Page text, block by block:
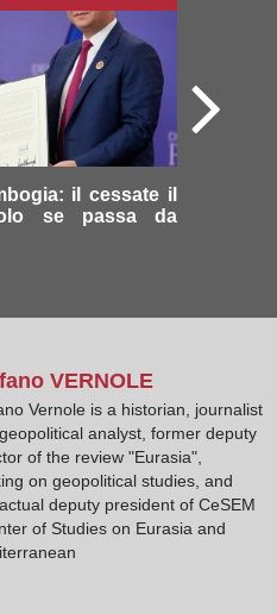
il cessate il
se passa da
VERNOLE
Vernole is a historian, journalist
analyst, former deputy
of the review "Eurasia",
on geopolitical studies, and
deputy president of CeSEM
of Studies on Eurasia and